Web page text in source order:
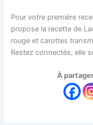
Pour votre première
propose la recette de
rouge et carottes
Restez connectés, elle
À